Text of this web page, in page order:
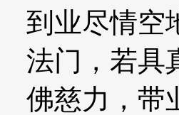
到业尽情空
法门，若具
佛慈力，带